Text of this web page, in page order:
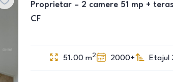
Proprietar – 2 camere 51 mp +
CF
51.00 m2 2000+ Etajul